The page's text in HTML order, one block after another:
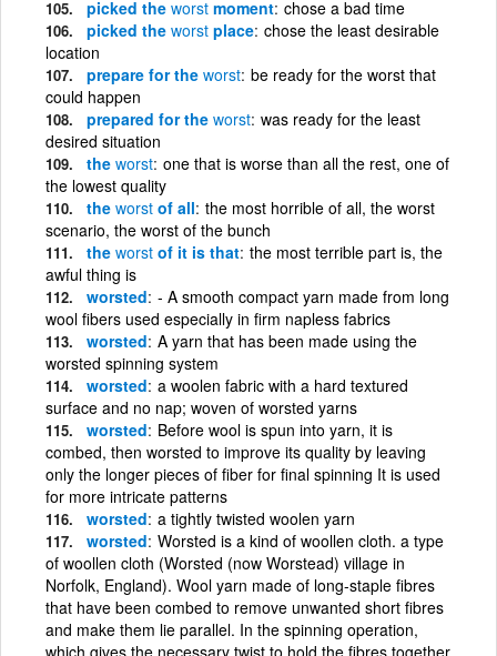
picked the worst moment chose a bad time
picked the worst place chose the least desirable
location
prepare for the worst be ready for the worst that
could happen
prepared for the worst was ready for the least
desired situation
the worst one that is worse than all the rest, one of
the lowest quality
the worst of all the most horrible of all, the worst
scenario, the worst of the bunch
the worst of it is that the most terrible part is, the
awful thing is
worsted ‑ A smooth compact yarn made from long
wool fibers used especially in firm napless fabrics
worsted A yarn that has been made using the
worsted spinning system
worsted a woolen fabric with a hard textured
surface and no nap; woven of worsted yarns
worsted Before wool is spun into yarn, it is
combed, then worsted to improve its quality by leaving
only the longer pieces of fiber for final spinning It is used
for more intricate patterns
worsted a tightly twisted woolen yarn
worsted Worsted is a kind of woollen cloth. a type
of woollen cloth (Worsted (now Worstead) village in
Norfolk, England). Wool yarn made of long-staple fibres
that have been combed to remove unwanted short fibres
and make them lie parallel. In the spinning operation,
which gives the necessary twist to hold the fibres together,